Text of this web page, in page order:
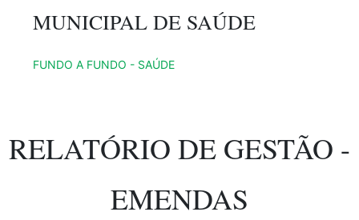
MUNICIPAL DE SAÚDE
FUNDO A FUNDO - SAÚDE
RELATÓRIO DE GESTÃO -
EMENDAS